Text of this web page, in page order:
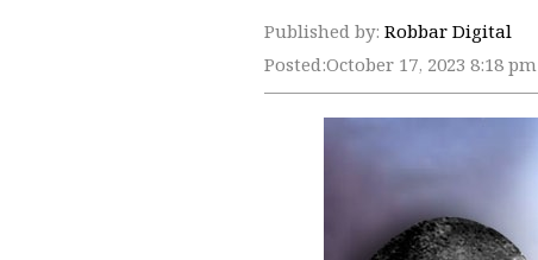
Published by: Robbar Digital
Posted:October 17, 2023 8:18 pm